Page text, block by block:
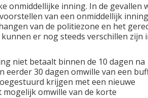
onmiddellijke inning. In de gevallen
van een onmiddellijk
van de politiezone en het
er nog steeds verschillen zijn
niet betaalt binnen de 10 dagen na
30 dagen omwille van een
krijgen met een nieuwe
omwille van de korte